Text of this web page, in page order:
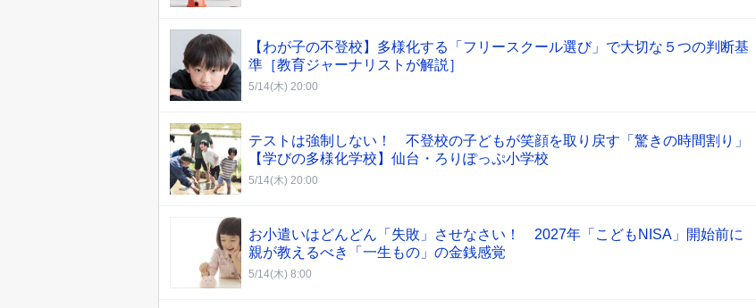
【わが子の不登校】多様化する「フリースクール選び」で大切な５つの判断基
準［教育ジャーナリストが解説］
5/14(木) 20:00
テストは強制しない！ 不登校の子どもが笑顔を取り戻す「驚きの時間割り」
【学びの多様化学校】仙台・ろりぽっぷ小学校
5/14(木) 20:00
お小遣いはどんどん「失敗」させなさい！ 2027年「こどもNISA」開始前に
親が教えるべき「一生もの」の金銭感覚
5/14(木) 8:00